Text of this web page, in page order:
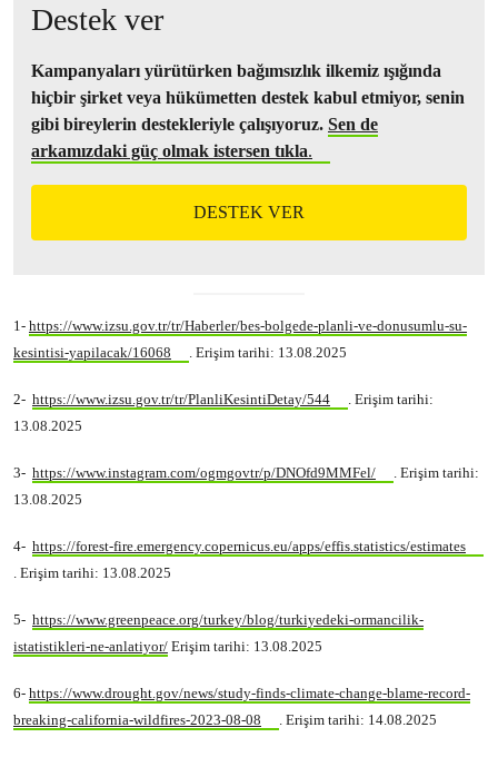
Destek ver
Kampanyaları yürütürken bağımsızlık ilkemiz ışığında
hiçbir şirket veya hükümetten destek kabul etmiyor, senin
gibi bireylerin destekleriyle çalışıyoruz. Sen de
arkamızdaki güç olmak istersen tıkla.
DESTEK VER
1- https://www.izsu.gov.tr/tr/Haberler/bes-bolgede-planli-ve-donusumlu-su-
kesintisi-yapilacak/16068
. Erişim tarihi: 13.08.2025
2- https://www.izsu.gov.tr/tr/PlanliKesintiDetay/544
. Erişim tarihi:
13.08.2025
3- https://www.instagram.com/ogmgovtr/p/DNOfd9MMFel/
. Erişim tarihi:
13.08.2025
4- https://forest-fire.emergency.copernicus.eu/apps/effis.statistics/estimates
. Erişim tarihi: 13.08.2025
5- https://www.greenpeace.org/turkey/blog/turkiyedeki-ormancilik-
istatistikleri-ne-anlatiyor/ Erişim tarihi: 13.08.2025
6- https://www.drought.gov/news/study-finds-climate-change-blame-record-
breaking-california-wildfires-2023-08-08
. Erişim tarihi: 14.08.2025